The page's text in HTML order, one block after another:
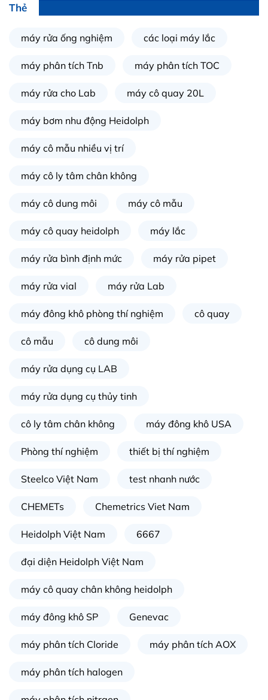
Thẻ
máy rửa ống nghiệm các loại máy lắc
máy phân tích Tnb máy phân tích TOC
máy rửa cho Lab máy cô quay 20L
máy bơm nhu động Heidolph
máy cô mẫu nhiều vị trí
máy cô ly tâm chân không
máy cô dung môi máy cô mẫu
máy cô quay heidolph máy lắc
máy rửa bình định mức máy rửa pipet
máy rửa vial máy rửa Lab
máy đông khô phòng thí nghiệm cô quay
cô mẫu cô dung môi
máy rửa dụng cụ LAB
máy rửa dụng cụ thủy tinh
cô ly tâm chân không máy đông khô USA
Phòng thí nghiệm thiết bị thí nghiệm
Steelco Việt Nam test nhanh nước
CHEMETs Chemetrics Viet Nam
Heidolph Việt Nam 6667
đại diện Heidolph Việt Nam
máy cô quay chân không heidolph
máy đông khô SP Genevac
máy phân tích Cloride máy phân tích AOX
máy phân tích halogen